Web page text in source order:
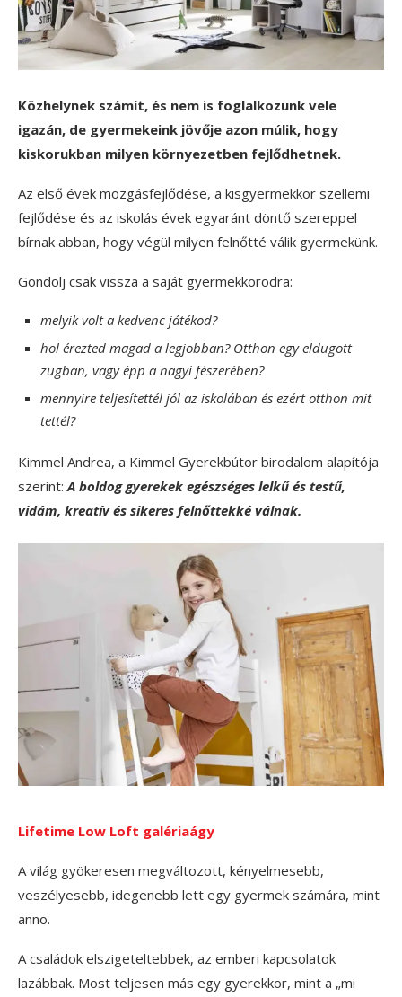
Közhelynek számít, és nem is foglalkozunk vele
igazán, de gyermekeink jövője azon múlik, hogy
kiskorukban milyen környezetben fejlődhetnek.
Az első évek mozgásfejlődése, a kisgyermekkor szellemi
fejlődése és az iskolás évek egyaránt döntő szereppel
bírnak abban, hogy végül milyen felnőtté válik gyermekünk.
Gondolj csak vissza a saját gyermekkorodra:
melyik volt a kedvenc játékod?
hol érezted magad a legjobban? Otthon egy eldugott
zugban, vagy épp a nagyi fészerében?
mennyire teljesítettél jól az iskolában és ezért otthon mit
tettél?
Kimmel Andrea, a Kimmel Gyerekbútor birodalom alapítója
szerint: A boldog gyerekek egészséges lelkű és testű,
vidám, kreatív és sikeres felnőttekké válnak.
Lifetime Low Loft galériaágy
A világ gyökeresen megváltozott, kényelmesebb,
veszélyesebb, idegenebb lett egy gyermek számára, mint
anno.
A családok elszigeteltebbek, az emberi kapcsolatok
lazábbak. Most teljesen más egy gyerekkor, mint a „mi